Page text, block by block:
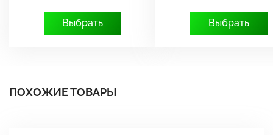
Выбрать Выбрать
ПОХОЖИЕ ТОВАРЫ